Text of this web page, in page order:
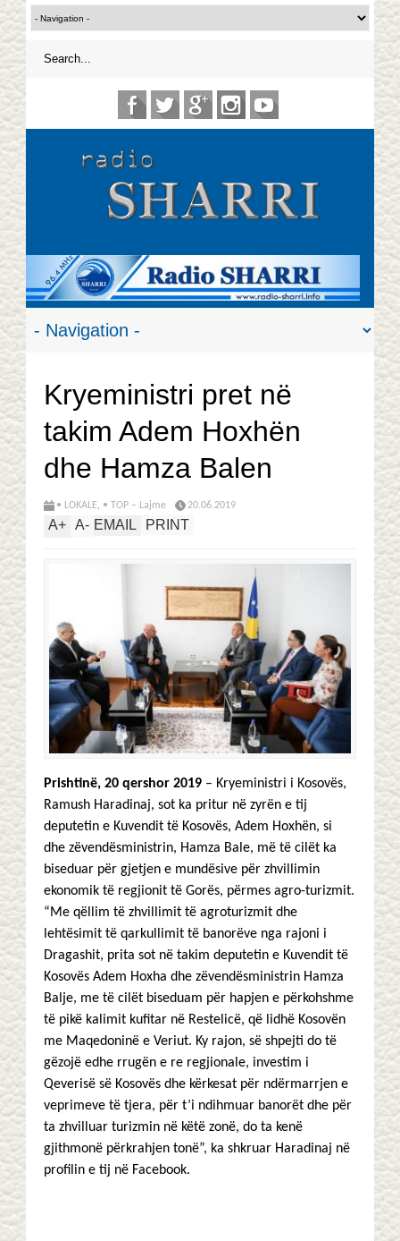
Kryeministri pret në
takim Adem Hoxhën
dhe Hamza Balen
• LOKALE, • TOP – Lajme 20.06.2019
A+ A- EMAIL PRINT
Prishtinë, 20 qershor 2019 – Kryeministri i Kosovës,
Ramush Haradinaj, sot ka pritur në zyrën e tij
deputetin e Kuvendit të Kosovës, Adem Hoxhën, si
dhe zëvendësministrin, Hamza Bale, më të cilët ka
biseduar për gjetjen e mundësive për zhvillimin
ekonomik të regjionit të Gorës, përmes agro-turizmit.
“Me qëllim të zhvillimit të agroturizmit dhe
lehtësimit të qarkullimit të banorëve nga rajoni i
Dragashit, prita sot në takim deputetin e Kuvendit të
Kosovës Adem Hoxha dhe zëvendësministrin Hamza
Balje, me të cilët biseduam për hapjen e përkohshme
të pikë kalimit kufitar në Restelicë, që lidhë Kosovën
me Maqedoninë e Veriut. Ky rajon, së shpejti do të
gëzojë edhe rrugën e re regjionale, investim i
Qeverisë së Kosovës dhe kërkesat për ndërmarrjen e
veprimeve të tjera, për t’i ndihmuar banorët dhe për
ta zhvilluar turizmin në këtë zonë, do ta kenë
gjithmonë përkrahjen tonë”, ka shkruar Haradinaj në
profilin e tij në Facebook.